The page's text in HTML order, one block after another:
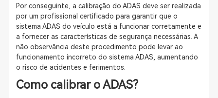
Por conseguinte, a calibração do ADAS deve ser realizada
por um profissional certificado para garantir que o
sistema ADAS do veículo está a funcionar corretamente e
a fornecer as características de segurança necessárias. A
não observância deste procedimento pode levar ao
funcionamento incorreto do sistema ADAS, aumentando
o risco de acidentes e ferimentos.
Como calibrar o ADAS?